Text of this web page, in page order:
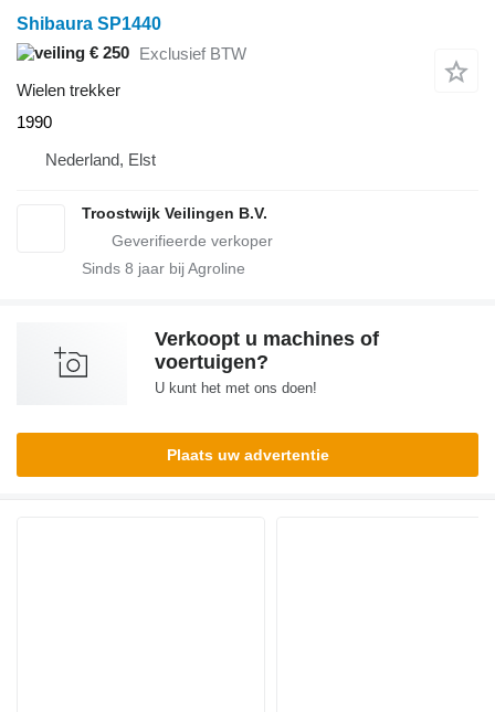
Shibaura SP1440
€ 250 Exclusief BTW
Wielen trekker
1990
Nederland, Elst
Troostwijk Veilingen B.V.
Sinds 8 jaar bij Agroline
Verkoopt u machines of
voertuigen?
U kunt het met ons doen!
Plaats uw advertentie